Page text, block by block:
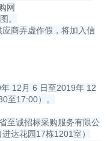
网
。
商弄虚作假，将加入信
12月 6 日至2019年 12
至17:00）。
至诚招标采购服务有限公
达花园17栋1201室）